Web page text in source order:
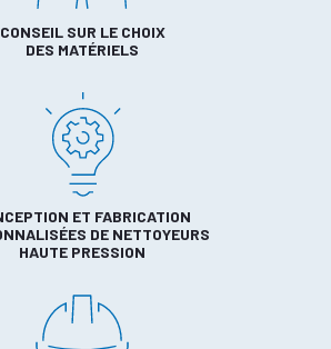
CONSEIL SUR LE CHOIX
DES MATÉRIELS
ET FABRICATION
DE NETTOYEURS
HAUTE PRESSION